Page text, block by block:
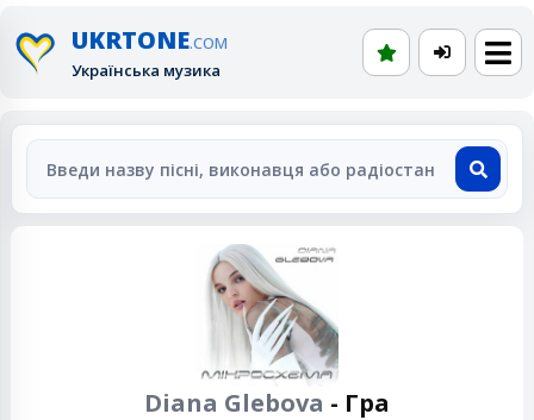
UKRTONE.COM
Українська музика
Diana Glebova - Гра